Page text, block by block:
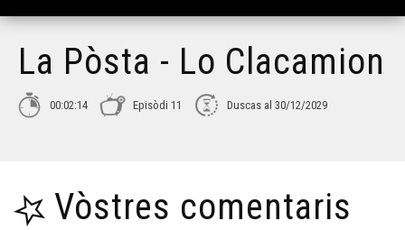
La Partida de Rugbí - Lo Clacamion
La Halha - Lo Clacamion
La Pòsta - Lo Clacamion
00:02:14 Episòdi 11 Duscas al 30/12/2029
Vòstres comentaris